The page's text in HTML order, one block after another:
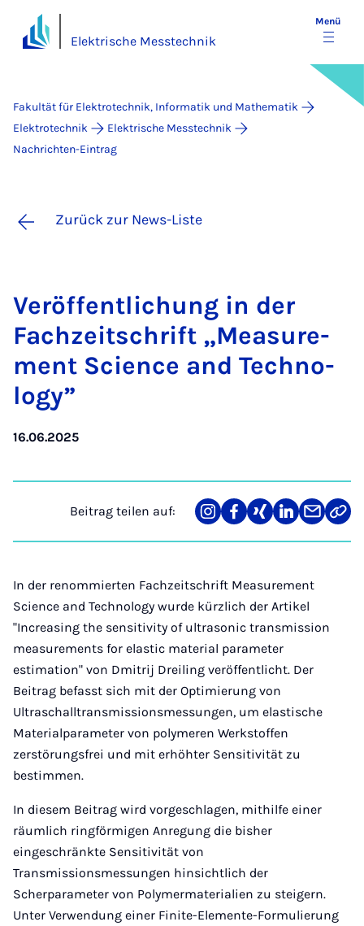
Elektrische Messtechnik
Menü
Fakultät für Elektrotechnik, Informatik und Mathematik
Elektrotechnik
Elektrische Messtechnik
Nachrichten-Eintrag
Zurück zur News-Liste
Ver­öf­fent­li­chung in der
Fach­zeit­schrift „Mea­su­re­
ment Sci­ence and Tech­no­
lo­gy”
16.06.2025
Beitrag teilen auf:
Teilen
auf
Teilen
auf
Teilen
auf
Teilen
auf
Teilen
über
Mail
Link
In der renommierten Fachzeitschrift Measurement
Science and Technology wurde kürzlich der Artikel
"Increasing the sensitivity of ultrasonic transmission
measurements for elastic material parameter
estimation" von Dmitrij Dreiling veröffentlicht. Der
Beitrag befasst sich mit der Optimierung von
Ultraschalltransmissionsmessungen, um elastische
Materialparameter von polymeren Werkstoffen
zerstörungsfrei und mit erhöhter Sensitivität zu
bestimmen.
In diesem Beitrag wird vorgeschlagen, mithilfe einer
räumlich ringförmigen Anregung die bisher
eingeschränkte Sensitivität von
Transmissionsmessungen hinsichtlich der
Scherparameter von Polymermaterialien zu steigern.
Unter Verwendung einer Finite-Elemente-Formulierung